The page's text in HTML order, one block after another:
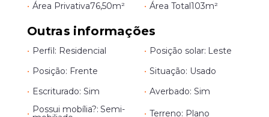
• Área Privativa76,50m² • Área Total103m²
Outras informações
• Perfil: Residencial • Posição solar: Leste
• Posição: Frente • Situação: Usado
• Escriturado: Sim • Averbado: Sim
• Possui mobília?: Semi- • Terreno: Plano